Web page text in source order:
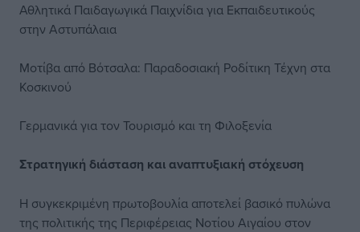
Αθλητικά Παιδαγωγικά Παιχνίδια για Εκπαιδευτικούς
στην Αστυπάλαια
Μοτίβα από Βότσαλα: Παραδοσιακή Ροδίτικη Τέχνη στα
Κοσκινού
Γερμανικά για τον Τουρισμό και τη Φιλοξενία
Στρατηγική διάσταση και αναπτυξιακή στόχευση
Η συγκεκριμένη πρωτοβουλία αποτελεί βασικό πυλώνα
της πολιτικής της Περιφέρειας Νοτίου Αιγαίου στον